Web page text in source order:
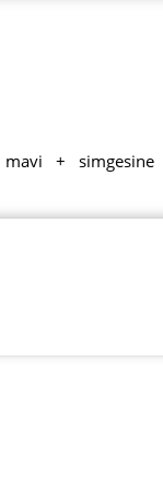
mavi + simgesine